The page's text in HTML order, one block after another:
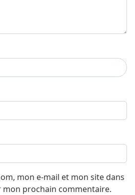
mon e-mail et mon site dans
prochain commentaire.